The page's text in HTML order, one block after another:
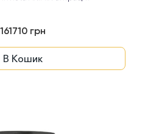
161710 грн
В Кошик